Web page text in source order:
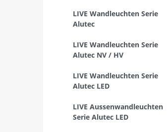
LIVE Wandleuchten Serie
Alutec
LIVE Wandleuchten Serie
Alutec NV / HV
LIVE Wandleuchten Serie
Alutec LED
LIVE Aussenwandleuchten
Serie Alutec LED